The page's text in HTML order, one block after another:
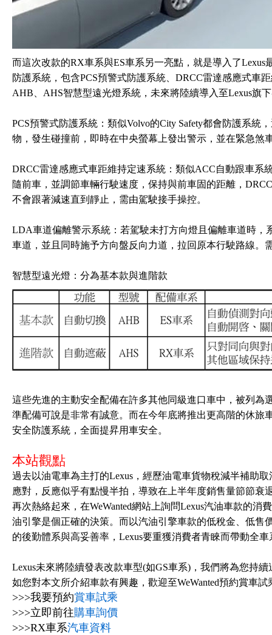
而這次改款的RX車系與ES車系另一亮點，就是導入了Lexus
防護系統，包含PCS預警式防護系統、DRCC雷達感應式車
AHB、AHS智慧型遠光燈系統，未來將陸續導入至Lexus旗
PCS預警式防護系統：類似Volvo的City Safety都會防護系統
物，發生碰撞前，即時在中央螢幕上發出警示，並在緊急煞
DRCC雷達感應式車距維持定速系統：類似ACC自動跟車系
隨前車，並調節車輛行駛速度，保持與前車固的距離，
不會跟著減速直到靜止，需由駕駛接手操控。
LDA車道偏離警示系統：若駕駛未打方向燈且偏離車道時，
車道，並且同時施予方向盤反向力道，拉回原本行駛路線。
智慧型遠光燈：分為基本款與進階款
這些先進的主動安全配備在許多其他同級進口車中，被列為
準配備可說是非常有誠意。而在今年底將推出更高階的休旅
安全防護系統，全面提昇用車安全。
本站觀點
過去以油電車為主打的Lexus，經歷油電車貨物稅減半補助
應對，反應似乎有點慢半拍，導致在上半年度銷售量節節衰
再次熱絡起來，在WeWanted網站上詢問Lexus汽油車款的消
油引擎是個正確的決策。而以汽油引擎車款的低稅金、低售
的後勤體系與高妥善率，Lexus要重獲消費者青睞而帶動全
Lexus未來將陸續發表改款車型(如GS車系)，我們將為您持
如您對本文所介紹車款有興趣，歡迎至WeWanted預約賞車試
>>>我要預約賞車試乘
>>>立即前往購車詢價
>>>RX車系汽車資料